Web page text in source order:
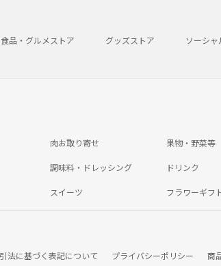
食品・グルメストア グッズストア ソーシ
肉お取り寄せ 果物・野菜等
調味料・ドレッシング ドリンク
スイーツ フラワーギフ
法に基づく表記について プライバシーポリシー 商